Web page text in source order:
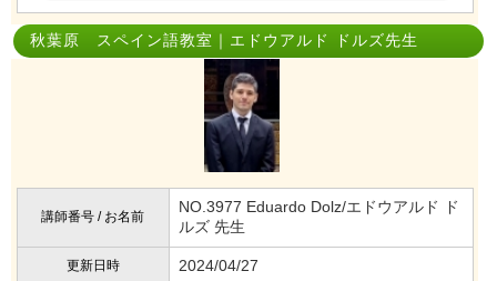
秋葉原 スペイン語教室｜エドウアルド ドルズ先生
講師番号 / お名前
NO.3977 Eduardo Dolz/エドウアルド ド
ルズ 先生
更新日時 2024/04/27